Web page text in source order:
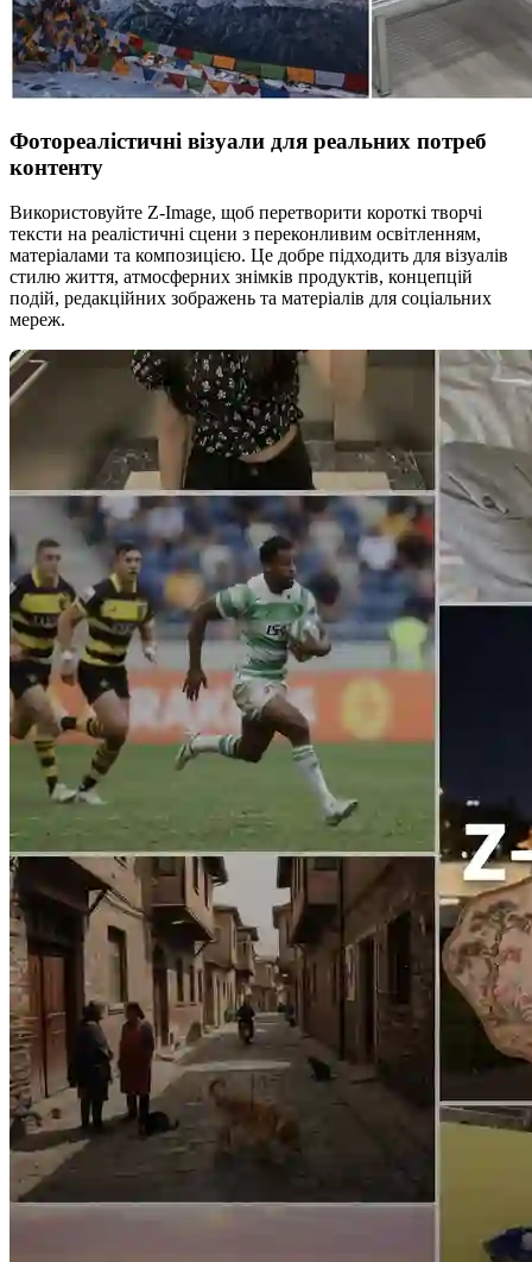
Фотореалістичні візуали для реальних потреб
контенту
Використовуйте Z-Image, щоб перетворити короткі творчі
тексти на реалістичні сцени з переконливим освітленням,
матеріалами та композицією. Це добре підходить для візуалів
стилю життя, атмосферних знімків продуктів, концепцій
подій, редакційних зображень та матеріалів для соціальних
мереж.